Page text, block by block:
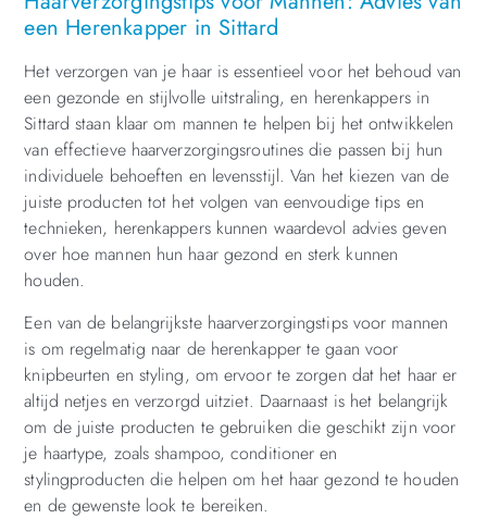
een Herenkapper in Sittard
Het verzorgen van je haar is essentieel voor het behoud van
een gezonde en stijlvolle uitstraling, en herenkappers in
Sittard staan klaar om mannen te helpen bij het ontwikkelen
van effectieve haarverzorgingsroutines die passen bij hun
individuele behoeften en levensstijl. Van het kiezen van de
juiste producten tot het volgen van eenvoudige tips en
technieken, herenkappers kunnen waardevol advies geven
over hoe mannen hun haar gezond en sterk kunnen
houden.
Een van de belangrijkste haarverzorgingstips voor mannen
is om regelmatig naar de herenkapper te gaan voor
knipbeurten en styling, om ervoor te zorgen dat het haar er
altijd netjes en verzorgd uitziet. Daarnaast is het belangrijk
om de juiste producten te gebruiken die geschikt zijn voor
je haartype, zoals shampoo, conditioner en
stylingproducten die helpen om het haar gezond te houden
en de gewenste look te bereiken.